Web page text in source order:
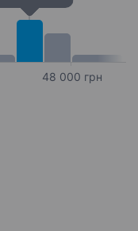
48 000 грн